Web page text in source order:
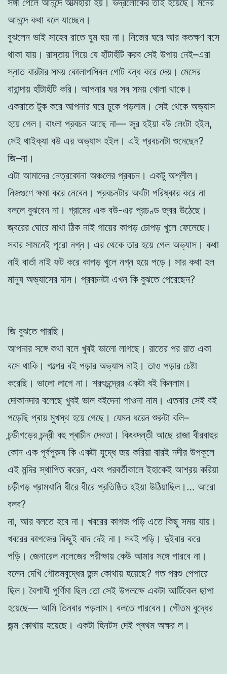
সঙ্গী পেলে আনন্দে আত্মহারা হয়। ভদ্রলোকের তাই হয়েছে। মনের
আনন্দে কথা বলে যাচ্ছেন।
বুঝলেন ভাই সাহেব রাতে ঘুম হয় না। নিজের ঘরে আর কতক্ষণ বসে
থাকা যায়। রাস্তায় গিয়ে যে হাঁটাহঁটি করব সেই উপায় নেই–এরা
স্নাত বারটার সময় কোলাপসিবল গোট বন্ধ করে দেয়। মেসের
বারান্দায় হাঁটাহঁটি করি। আপনার ঘর সব সময় খোলা থাকে।
একরাতে টুক করে আপনার ঘরে ঢুকে পড়লাম। সেই থেকে অভ্যাস
হয়ে গেল। বাংলা প্রবচন আছে না— জুর হইয়া বউ লেংটা হইল,
সেই থাইক্যা বউ এর অভ্যাস হইল। এই প্রবচনটা শুনেছেন?
জি–না।
এটা আমাদের নেত্রকোনা অঞ্চলের প্রবচন। একটু অশ্লীল।
নিজগুণে ক্ষমা করে নেবেন। প্রবচনটার অর্থটা পরিষ্কার করে না
বললে বুঝবেন না। গ্রামের এক বউ-এর প্রচণ্ড জ্বর উঠেছে।
জ্বরের ঘোরে মাথা ঠিক নাই গায়ের কাপড় চোপড় খুলে ফেলেছে।
সবার সামনেই পুরো নগ্ন। এর থেকে তার হয়ে গেল অভ্যাস। কথা
নাই বার্তা নাই ফট করে কাপড় খুলে নগ্ন হয়ে পড়ে। সার কথা হল
মানুষ অভ্যাসের দাস। প্রবচনটা এখন কি বুঝতে পেরেছেন?
জি বুঝতে পারছি।
আপনার সঙ্গে কথা বলে খুবই ভালো লাগছে। রাতের পর রাত একা
বসে থাকি। গল্পের বই পড়ার অভ্যাস নাই। তাও পড়ার চেষ্টা
করেছি। ভালো লাগে না। শরৎচন্দ্রের একটা বই কিনলাম।
দোকানদার বলেছে খুবই ভাল বইদেনা পাওনা নাম। এতবার সেই বই
পড়েছি প্ৰায় মুখস্থ হয়ে গেছে। যেমন ধরেন শুরুটা বলি–
চন্ডীগড়ের চন্দ্রী বহু প্ৰাচীন দেবতা। কিংবদন্তী আছে রাজা বীরবাহুর
কোন এক পূর্বপুরুষ কি একটা যুদ্ধে জয় করিয়া বারই নদীর উপকূলে
এই মন্দির স্থাপিত করেন, এবং পরবর্তীকালে ইহাকেই আশ্রয় করিয়া
চড়ীগড় গ্রামখানি ধীরে ধীরে প্রতিষ্ঠিত হইয়া উঠিয়াছিল।… আরো
বলব?
না, আর বলতে হবে না। খবরের কাগজ পড়ি এতে কিছু সময় যায়।
খবরের কাগজের কিছুই বাদ দেই না। সবই পড়ি। দুইবার করে
পড়ি। জেনারেল নলেজের পরীক্ষায় কেউ আমার সঙ্গে পারবে না।
বলেন দেখি গৌতমবুদ্ধের জন্ম কোথায় হয়েছে? গত পরশু পেপারে
ছিল। বৈশাখী পূর্ণিমা ছিল তো সেই উপলক্ষে একটা আর্টিকেল ছাপা
হয়েছে— আমি তিনবার পড়লাম। বলতে পারবেন। গৌতম বুদ্ধের
জন্ম কোথায় হয়েছে। একটা হিনটস দেই প্ৰথম অক্ষর ল।